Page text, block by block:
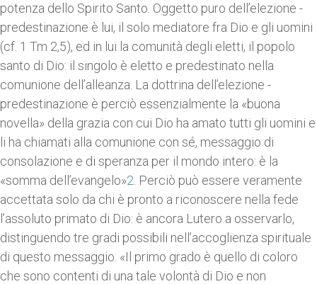
potenza dello Spirito Santo. Oggetto puro dell’elezione -
predestinazione è lui, il solo mediatore fra Dio e gli uomini
(cf. 1 Tm 2,5), ed in lui la comunità degli eletti, il popolo
santo di Dio: il singolo è eletto e predestinato nella
comunione dell’alleanza. La dottrina dell’elezione -
predestinazione è perciò essenzialmente la «buona
novella» della grazia con cui Dio ha amato tutti gli uomini e
li ha chiamati alla comunione con sé, messaggio di
consolazione e di speranza per il mondo intero: è la
«somma dell’evangelo»2 . Perciò può essere veramente
accettata solo da chi è pronto a riconoscere nella fede
l’assoluto primato di Dio: è ancora Lutero a osservarlo,
distinguendo tre gradi possibili nell’accoglienza spirituale
di questo messaggio: «Il primo grado è quello di coloro
che sono contenti di una tale vo­lontà di Dio e non